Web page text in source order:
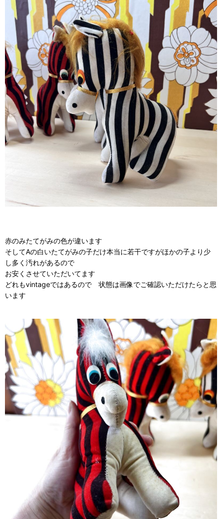
赤のみたてがみの色が違います
そしてAの白いたてがみの子だけ本当に若干ですがほかの子より少
し多く汚れがあるので
お安くさせていただいてます
どれもvintageではあるので 状態は画像でご確認いただけたらと思
います